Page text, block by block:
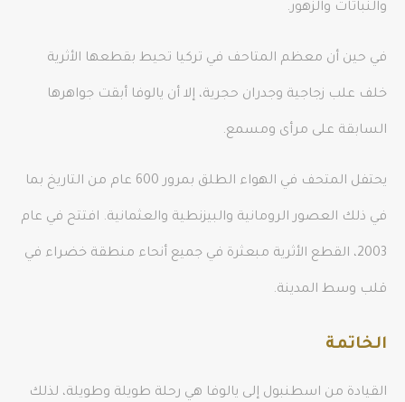
والنباتات والزهور.
في حين أن معظم المتاحف في تركيا تحيط بقطعها الأثرية
خلف علب زجاجية وجدران حجرية، إلا أن يالوفا أبقت جواهرها
السابقة على مرأى ومسمع.
يحتفل المتحف في الهواء الطلق بمرور 600 عام من التاريخ بما
في ذلك العصور الرومانية والبيزنطية والعثمانية. افتتح في عام
2003، القطع الأثرية مبعثرة في جميع أنحاء منطقة خضراء في
قلب وسط المدينة.
الخاتمة
القيادة من اسطنبول إلى يالوفا هي رحلة طويلة وطويلة، لذلك